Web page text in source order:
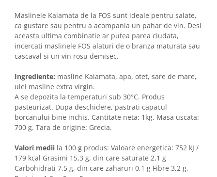
Maslinele Kalamata de la FOS sunt ideale pentru salate,
ca gustare sau pentru a acompania un pahar de vin. Desi
aceasta ultima combinatie ar putea parea ciudata,
incercati maslinele FOS alaturi de o branza maturata sau
cascaval si un vin rosu demisec.
Ingrediente: masline Kalamata, apa, otet, sare de mare,
ulei masline extra virgin.
A se depozita la temperaturi sub 30°C. Produs
pasteurizat. Dupa deschidere, pastrati capacul
borcanului bine inchis. Cantitate neta: 1kg. Masa uscata:
700 g. Tara de origine: Grecia.
Valori medii la 100 g produs: Valoare energetica: 752 kJ /
179 kcal Grasimi 15,3 g, din care saturate 2,1 g
Carbohidrati 7,5 g, din care zaharuri 0,1 g Fibre 3,2 g,